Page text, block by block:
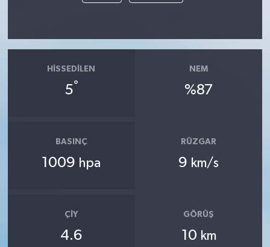
HISSEDILEN
5°
NEM
%87
BASINÇ
1009 hpa
RÜZGAR
9 km/s
ÇIY
4.6
GÖRÜŞ
10 km